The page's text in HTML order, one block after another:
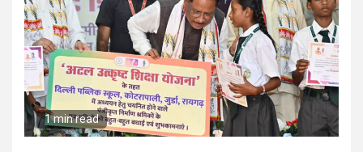
1 min read